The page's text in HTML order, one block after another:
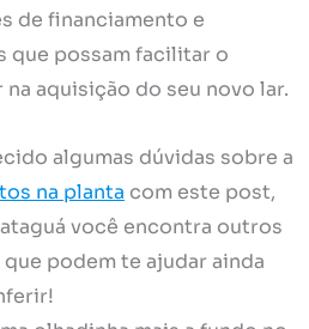
de financiamento e
que possam facilitar o
aquisição do seu novo lar.
algumas dúvidas sobre a
na planta com este post,
você encontra outros
podem te ajudar ainda